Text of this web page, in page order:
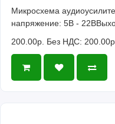
Микросхема
напряжение: 5В -
200.00р. Без НДС: